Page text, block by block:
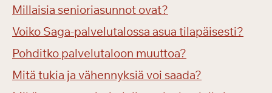
Millaisia senioriasunnot ovat?
Voiko Saga-palvelutalossa asua tilapäisesti?
Pohditko palvelutaloon muuttoa?
Mitä tukia ja vähennyksiä voi saada?